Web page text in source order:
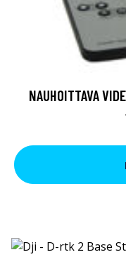
NAUHOITTAVA